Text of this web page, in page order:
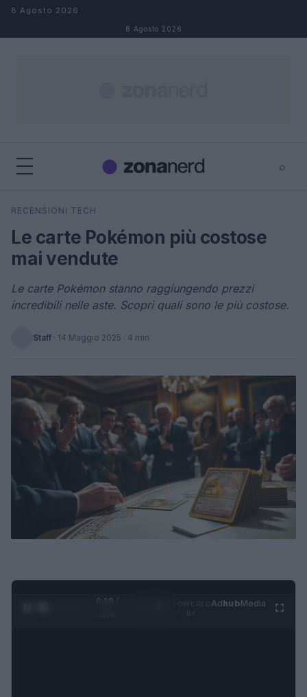
Salta al contenuto
8 Agosto 2026
8 Agosto 2026
⌕
Cerca
RECENSIONI TECH
Le carte Pokémon più costose
mai vendute
Le carte Pokémon stanno raggiungendo prezzi
incredibili nelle aste. Scopri quali sono le più costose.
Staff · 14 Maggio 2025 · 4 min
0:29 /
AdhubMedia